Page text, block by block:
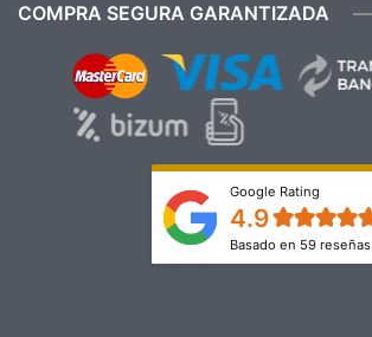
COMPRA SEGURA GARANTIZADA
Google Rating
4.9
Basado en 59 reseñas